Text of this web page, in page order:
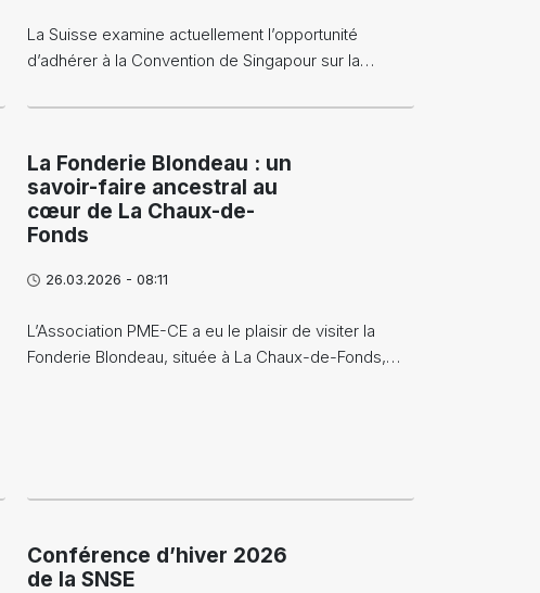
La Suisse examine actuellement l’opportunité
d’adhérer à la Convention de Singapour sur la…
La Fonderie Blondeau : un
savoir-faire ancestral au
cœur de La Chaux-de-
Fonds
26.03.2026 - 08:11
L’Association PME-CE a eu le plaisir de visiter la
Fonderie Blondeau, située à La Chaux-de-Fonds,…
Conférence d’hiver 2026
de la SNSE